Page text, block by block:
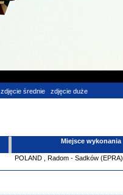
zdjęcie średnie zdjęcie duże
Miejsce wykonania
POLAND
Radom - Sadków (EPRA)